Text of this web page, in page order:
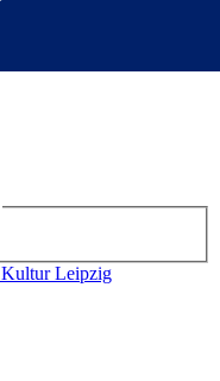
Kultur Leipzig